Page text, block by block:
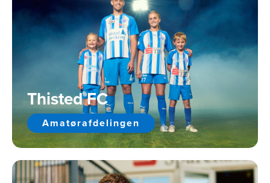
Thisted FC
Amatørafdelingen